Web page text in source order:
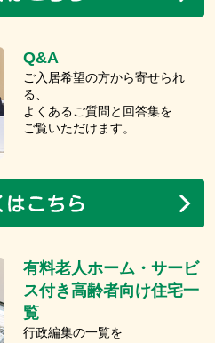
Q&A
ご入居希望の方から寄せられ
る、
よくあるご質問と回答集を
ご覧いただけます。
有料老人ホーム・サービ
ス付き高齢者向け住宅一
覧
行政編集の一覧を